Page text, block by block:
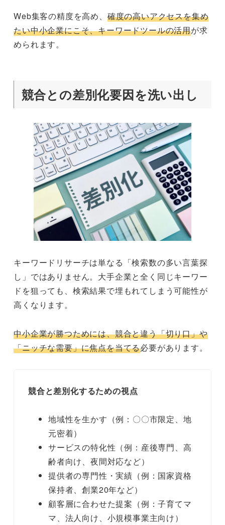
Web集客の精度を高め、 確度の高いアクセスを集め
たい中小企業にこそ、キーワードツールの活用が求
められます。
競合との差別化要因を洗い出し
キーワードリサーチは単なる「検索数の多い言葉探
し」ではありません。大手企業と全く同じキーワー
ドを狙っても、検索結果で埋もれてしまう可能性が
高くなります。
中小企業が勝つためには、競合と違う「切り口」や
「ニッチな需要」に焦点を当てる必要があります。
競合と差別化するための視点
地域性を生かす（例：〇〇市限定、地
元密着）
サービスの特化性（例：産後専門、高
齢者向け、夜間対応など）
提供者の専門性・実績（例：国家資格
保持者、創業20年など）
顧客層に合わせた提案（例：子育てマ
マ、法人向け、小規模事業主向け）